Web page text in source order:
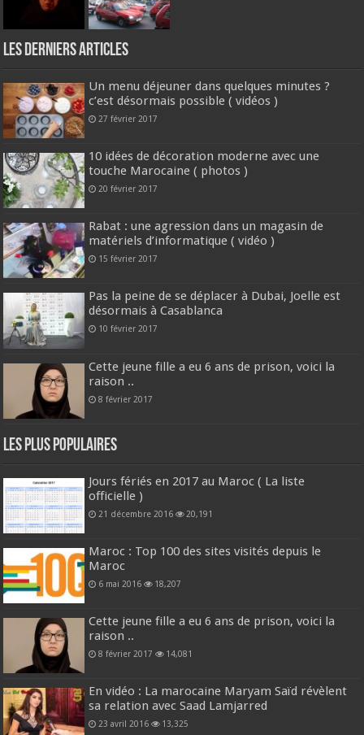
Les derniers articles
Un menu déjeuner dans quelques minutes ?
c’est désormais possible ( vidéos )
27 février 2017
10 idées de décoration moderne avec une
touche Marocaine ( photos )
20 février 2017
Rabat : une agression dans un magasin de
matériels d’informatique ( vidéo )
15 février 2017
Pas la peine de se déplacer à Dubai, Joelle est
désormais à Casablanca
10 février 2017
Cette jeune fille a eu 6 ans de prison, voici la
raison ..
8 février 2017
Les plus populaires
Jours fériés en 2017 au Maroc ( La liste
officielle )
21 décembre 2016 20,191
Maroc : Top 100 des sites visités depuis le
Maroc
6 mai 2016 18,207
Cette jeune fille a eu 6 ans de prison, voici la
raison ..
8 février 2017 14,081
En vidéo : La marocaine Maryam Saïd révèlent
sa relation avec Saad Lamjarred
23 avril 2016 13,325